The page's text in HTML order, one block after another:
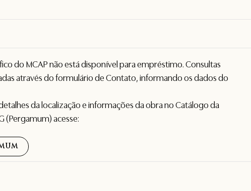
do MCAP não está disponível para empréstimo. Consultas
através do formulário deContato, informando os dados do
da localização e informações da obra no Catálogo da
(Pergamum) acesse: